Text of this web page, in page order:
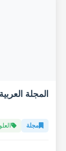
المجلة
مجلة